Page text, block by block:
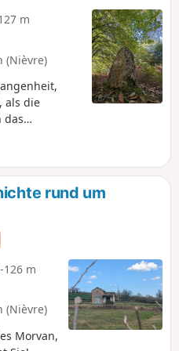
m
(Nièvre)
als die
das
Institut
Der
von
Beitritt
neuen
sich dieser
das Zentrum
nach
einen
der
rund um
-126 m
(Nièvre)
Morvan,